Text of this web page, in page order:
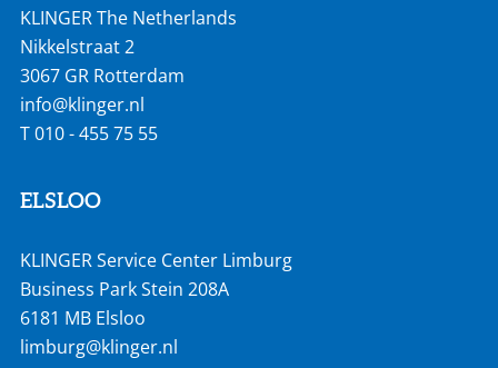
KLINGER The Netherlands
Nikkelstraat 2
3067 GR Rotterdam
info@klinger.nl
T010 - 455 75 55
ELSLOO
KLINGER Service Center Limburg
Business Park Stein 208A
6181 MB Elsloo
limburg@klinger.nl